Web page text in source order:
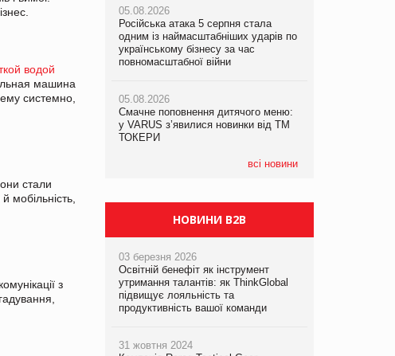
водой
машина
системно,
стали
з
05.08.2026
Російська атака 5 серпня стала
одним із наймасштабніших ударів по
українському бізнесу за час
повномасштабної війни
05.08.2026
Смачне поповнення дитячого меню:
у VARUS з’явилися новинки від ТМ
ТОКЕРИ
всі новини
05.08.2026
Сергій Лісунов про заморожені
хлібобулочні вироби на
04.08.2026
Через атаку РФ у Дніпрі пошкоджено
склад шоколаду Millennium
рекламі екологічних продуктів
05.08.2026
AstraZeneca обговорює найбільшу
НОВИНИ B2B
03 березня 2026
Освітній бенефіт як інструмент
утримання талантів: як ThinkGlobal
підвищує лояльність та
продуктивність вашої команди
31 жовтня 2024